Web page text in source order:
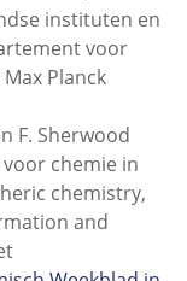
instituten en
voor
Planck
F. Sherwood
chemie in
chemistry,
and